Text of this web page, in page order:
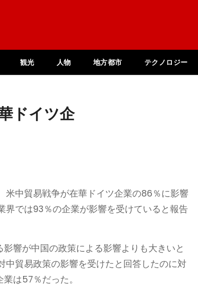
観光 人物 地方都市 テクノロジー
ドイツ企
中貿易戦争が在華ドイツ企業の86％に影響
では93％の企業が影響を受けていると報告
響が中国の政策による影響よりも大きいと
貿易政策の影響を受けたと回答したのに対
は57％だった。